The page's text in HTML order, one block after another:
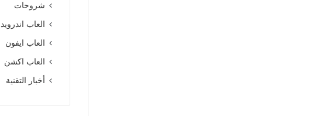
شروحات
العاب اندرويد
العاب ايفون
العاب اكشن
أخبار التقنية